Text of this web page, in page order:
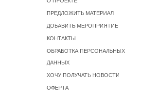
ПРЕДЛОЖИТЬ МАТЕРИАЛ
ДОБАВИТЬ МЕРОПРИЯТИЕ
КОНТАКТЫ
ОБРАБОТКА ПЕРСОНАЛЬНЫХ
ДАННЫХ
ХОЧУ ПОЛУЧАТЬ НОВОСТИ
ОФЕРТА